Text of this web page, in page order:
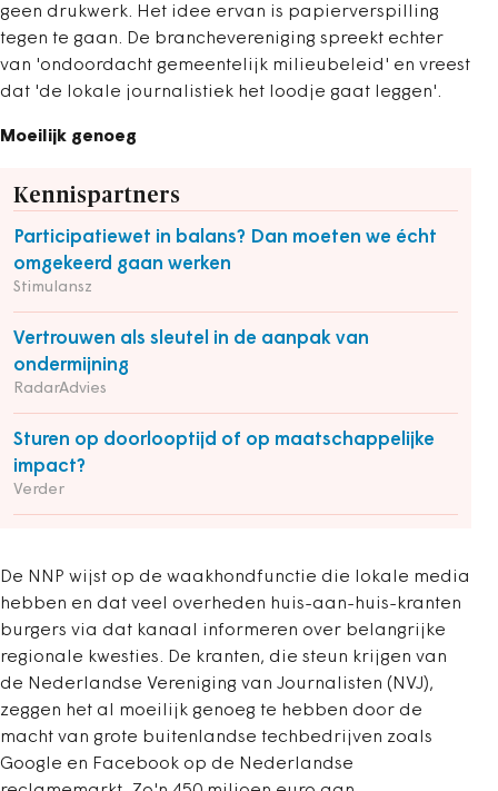
geen drukwerk. Het idee ervan is papierverspilling
tegen te gaan. De branchevereniging spreekt echter
van 'ondoordacht gemeentelijk milieubeleid' en vreest
dat 'de lokale journalistiek het loodje gaat leggen'.
Moeilijk genoeg
Kennispartners
Participatiewet in balans? Dan moeten we écht
omgekeerd gaan werken
Stimulansz
Vertrouwen als sleutel in de aanpak van
ondermijning
RadarAdvies
Sturen op doorlooptijd of op maatschappelijke
impact?
Verder
De NNP wijst op de waakhondfunctie die lokale media
hebben en dat veel overheden huis-aan-huis-kranten
burgers via dat kanaal informeren over belangrijke
regionale kwesties. De kranten, die steun krijgen van
de Nederlandse Vereniging van Journalisten (NVJ),
zeggen het al moeilijk genoeg te hebben door de
macht van grote buitenlandse techbedrijven zoals
Google en Facebook op de Nederlandse